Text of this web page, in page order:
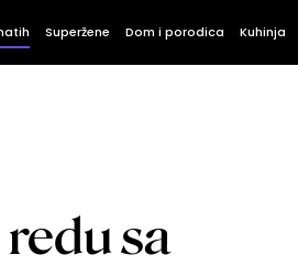
Superžene Dom i porodica Kuhinja
sa